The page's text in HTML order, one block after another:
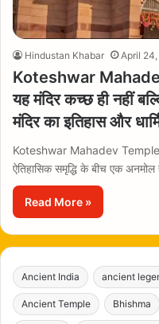
Hindustan Khabar April
Koteshwar
यह मंदिर कच्छ ही नहीं
मंदिर का इतिहास और
Koteshwar Mahadev Temple:
ऐतिहासिक समृद्धि के बीच एक
Read More »
Ancient India ancient
Ancient Temple Bhishma